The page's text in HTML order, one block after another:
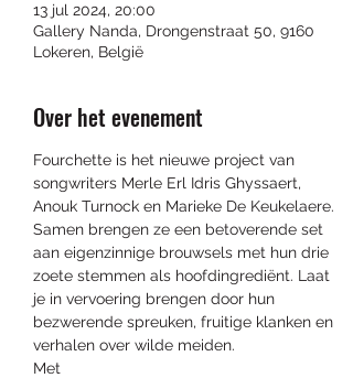
13 jul 2024, 20:00
Gallery Nanda, Drongenstraat 50, 9160
Lokeren, België
Over het evenement
Fourchette is het nieuwe project van
songwriters Merle Erl Idris Ghyssaert,
Anouk Turnock en Marieke De Keukelaere.
Samen brengen ze een betoverende set
aan eigenzinnige brouwsels met hun drie
zoete stemmen als hoofdingrediënt. Laat
je in vervoering brengen door hun
bezwerende spreuken, fruitige klanken en
verhalen over wilde meiden.
Met